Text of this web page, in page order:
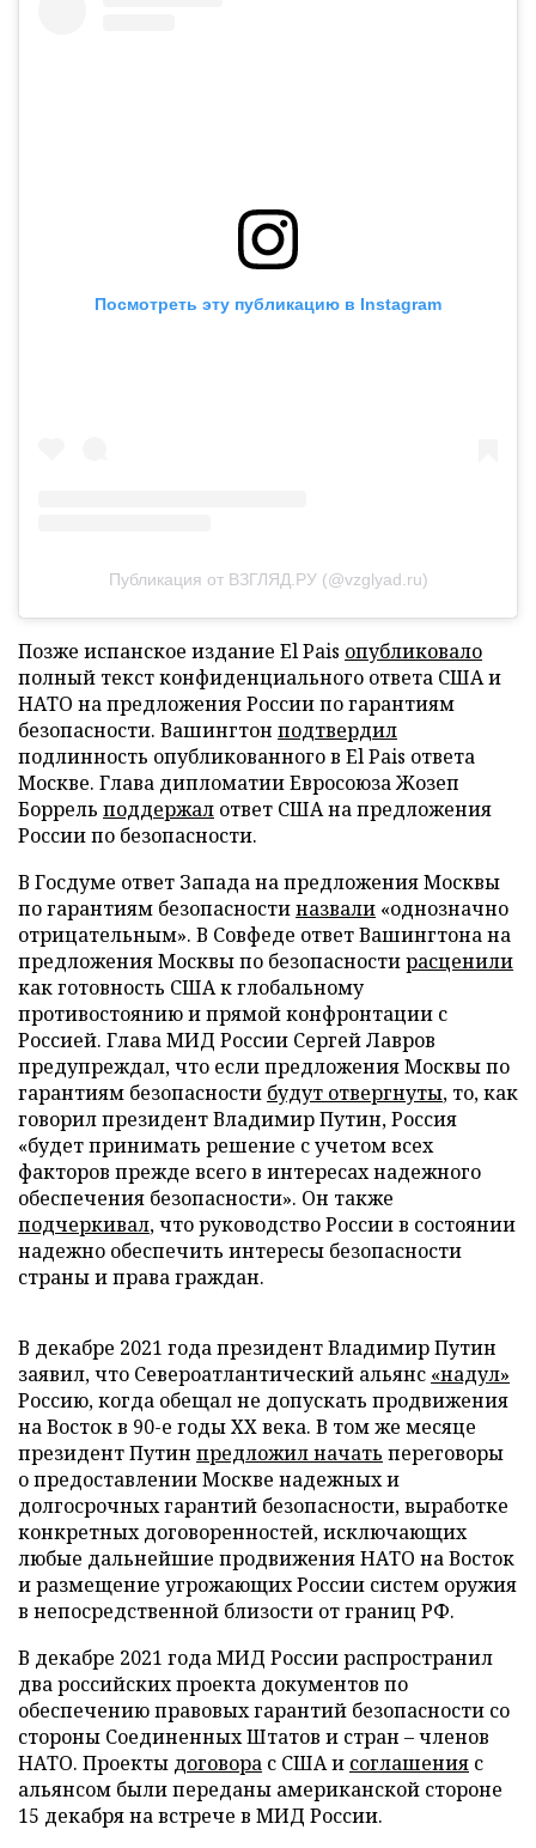
Посмотреть эту публикацию в Instagram
Публикация от ВЗГЛЯД.РУ (@vzglyad.ru)
Позже испанское издание El Pais опубликовало
полный текст конфиденциального ответа США и
НАТО на предложения России по гарантиям
безопасности. Вашингтон подтвердил
подлинность опубликованного в El Pais ответа
Москве. Глава дипломатии Евросоюза Жозеп
Боррель поддержал ответ США на предложения
России по безопасности.
В Госдуме ответ Запада на предложения Москвы
по гарантиям безопасностиназвали «однозначно
отрицательным». В Совфеде ответ Вашингтона на
предложения Москвы по безопасностирасценили
как готовность США к глобальному
противостоянию и прямой конфронтации с
Россией. Глава МИД России Сергей Лавров
предупреждал, что если предложения Москвы по
гарантиям безопасности будут отвергнуты, то, как
говорил президент Владимир Путин, Россия
«будет принимать решение с учетом всех
факторов прежде всего в интересах надежного
обеспечения безопасности». Он также
подчеркивал, что руководство России в состоянии
надежно обеспечить интересы безопасности
страны и права граждан.
В декабре 2021 года президент Владимир Путин
заявил, что Североатлантический альянс «надул»
Россию, когда обещал не допускать продвижения
на Восток в 90-е годы XX века. В том же месяце
президент Путин предложил начать переговоры
о предоставлении Москве надежных и
долгосрочных гарантий безопасности, выработке
конкретных договоренностей, исключающих
любые дальнейшие продвижения НАТО на Восток
и размещение угрожающих России систем оружия
в непосредственной близости от границ РФ.
В декабре 2021 года МИД России распространил
два российских проекта документов по
обеспечению правовых гарантий безопасности со
стороны Соединенных Штатов и стран – членов
НАТО. Проекты договора с США и соглашения с
альянсом были переданы американской стороне
15 декабря на встрече в МИД России.